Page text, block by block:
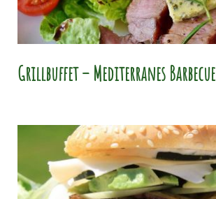
Grillbuffet – Mediterranes Barbecue